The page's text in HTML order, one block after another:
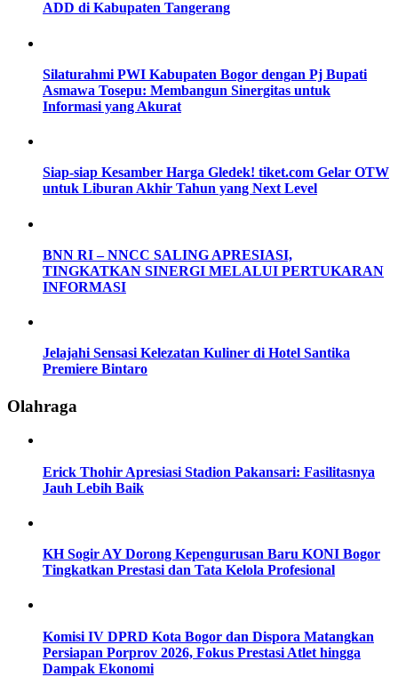
ADD di Kabupaten Tangerang
Silaturahmi PWI Kabupaten Bogor dengan Pj Bupati
Asmawa Tosepu: Membangun Sinergitas untuk
Informasi yang Akurat
Siap-siap Kesamber Harga Gledek! tiket.com Gelar OTW
untuk Liburan Akhir Tahun yang Next Level
BNN RI – NNCC SALING APRESIASI,
TINGKATKAN SINERGI MELALUI PERTUKARAN
INFORMASI
Jelajahi Sensasi Kelezatan Kuliner di Hotel Santika
Premiere Bintaro
Olahraga
Erick Thohir Apresiasi Stadion Pakansari: Fasilitasnya
Jauh Lebih Baik
KH Sogir AY Dorong Kepengurusan Baru KONI Bogor
Tingkatkan Prestasi dan Tata Kelola Profesional
Komisi IV DPRD Kota Bogor dan Dispora Matangkan
Persiapan Porprov 2026, Fokus Prestasi Atlet hingga
Dampak Ekonomi